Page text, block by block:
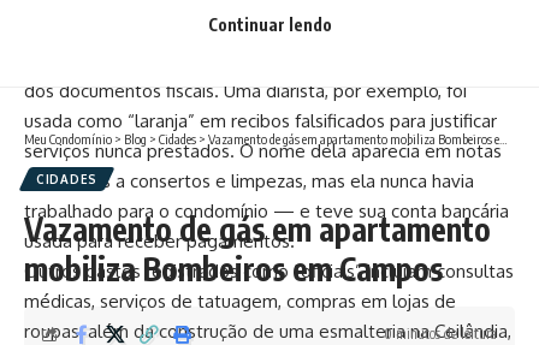
Ao investigarem as prestações de contas de 2024, os
dos documentos fiscais. Uma diarista, por exemplo, foi
usada como “laranja” em recibos falsificados para justificar
serviços nunca prestados. O nome dela aparecia em notas
referentes a consertos e limpezas, mas ela nunca havia
trabalhado para o condomínio — e teve sua conta bancária
usada para receber pagamentos.
Outros gastos registrados como “oficiais” incluíam consultas
médicas, serviços de tatuagem, compras em lojas de
roupas, além da construção de uma esmalteria na Ceilândia,
Continuar lendo
Meu Condomínio > Blog > Cidades > Vazamento de gás em apartamento mobiliza Bombeiros em Campos
CIDADES
Vazamento de gás em apartamento
mobiliza Bombeiros em Campos
0 minutos de leitura